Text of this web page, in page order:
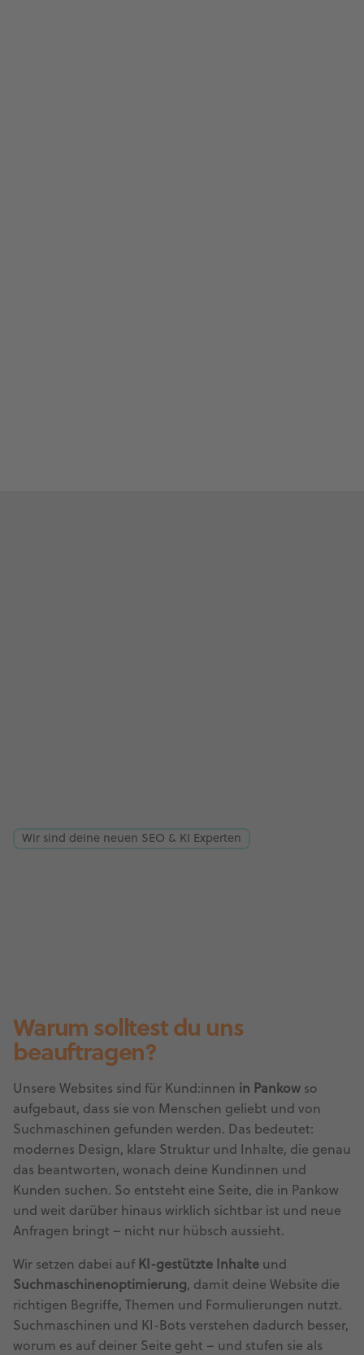
Wir sind deine neuen SEO & KI Experten
Warum solltest du uns
beauftragen?
Unsere Websites sind für Kund:innen in Pankow so
aufgebaut, dass sie von Menschen geliebt und von
Suchmaschinen gefunden werden. Das bedeutet:
modernes Design, klare Struktur und Inhalte, die genau
das beantworten, wonach deine Kundinnen und
Kunden suchen. So entsteht eine Seite, die in Pankow
und weit darüber hinaus wirklich sichtbar ist und neue
Anfragen bringt – nicht nur hübsch aussieht.
Wir setzen dabei auf KI-gestützte Inhalte und
Suchmaschinenoptimierung, damit deine Website die
richtigen Begriffe, Themen und Formulierungen nutzt.
Suchmaschinen und KI-Bots verstehen dadurch besser,
worum es auf deiner Seite geht – und stufen sie als